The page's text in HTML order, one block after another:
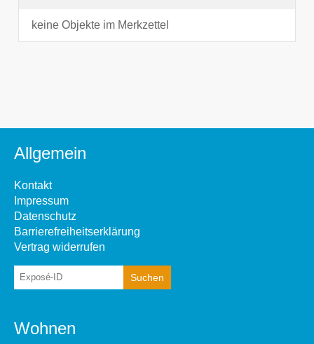
keine Objekte im Merkzettel
Allgemein
Kontakt
Impressum
Datenschutz
Barrierefreiheitserklärung
Vertrag widerrufen
Wohnen